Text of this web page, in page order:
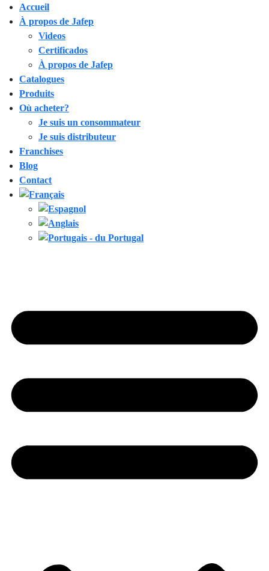
Accueil
À propos de Jafep
Videos
Certificados
À propos de Jafep
Catalogues
Produits
Où acheter?
Je suis un consommateur
Je suis distributeur
Franchises
Blog
Contact